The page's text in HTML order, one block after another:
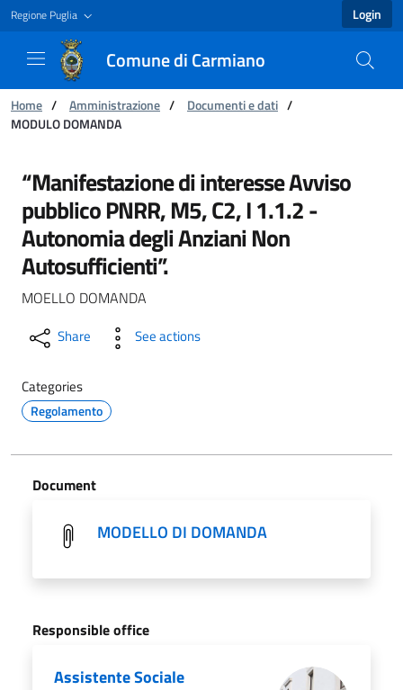
Regione Puglia Login
Comune di Carmiano
You are:
Home / Amministrazione / Documenti e dati /
MODULO DOMANDA
MODULO DOMANDA - Comune di Carmiano
“Manifestazione di interesse Avviso
pubblico PNRR, M5, C2, I 1.1.2 -
Autonomia degli Anziani Non
Autosufficienti”.
MOELLO DOMANDA
Share See actions
Categories
Regolamento
Document
MODELLO DI DOMANDA
Responsible office
Assistente Sociale